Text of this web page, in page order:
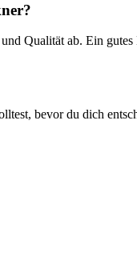
Qualität ab. Ein
bevor du dich